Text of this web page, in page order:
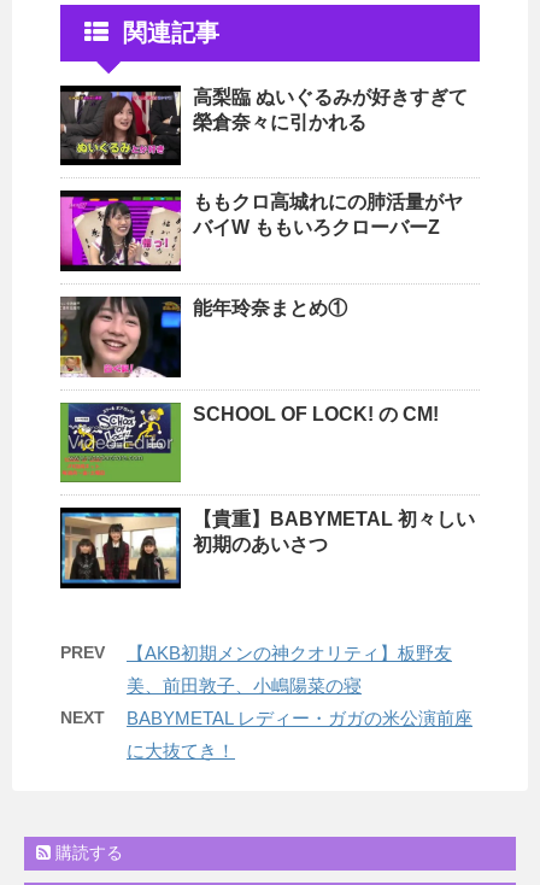
関連記事
高梨臨 ぬいぐるみが好きすぎて
榮倉奈々に引かれる
ももクロ高城れにの肺活量がヤ
バイW ももいろクローバーZ
能年玲奈まとめ①
SCHOOL OF LOCK! の CM!
【貴重】BABYMETAL 初々しい
初期のあいさつ
PREV
【AKB初期メンの神クオリティ】板野友
美、前田敦子、小嶋陽菜の寝
NEXT
BABYMETAL レディー・ガガの米公演前座
に大抜てき！
購読する